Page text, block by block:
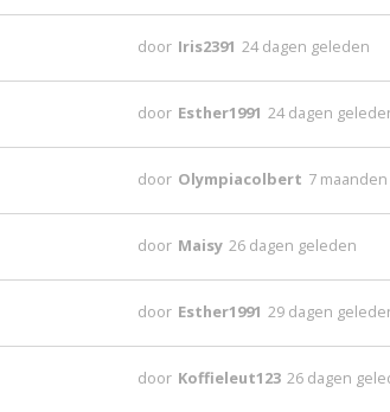
door Iris2391 24 dagen geleden
door Esther1991 24 dagen
door Olympiacolbert 7
door Maisy 26 dagen geleden
door Esther1991 29 dagen
door Koffieleut123 26 dagen